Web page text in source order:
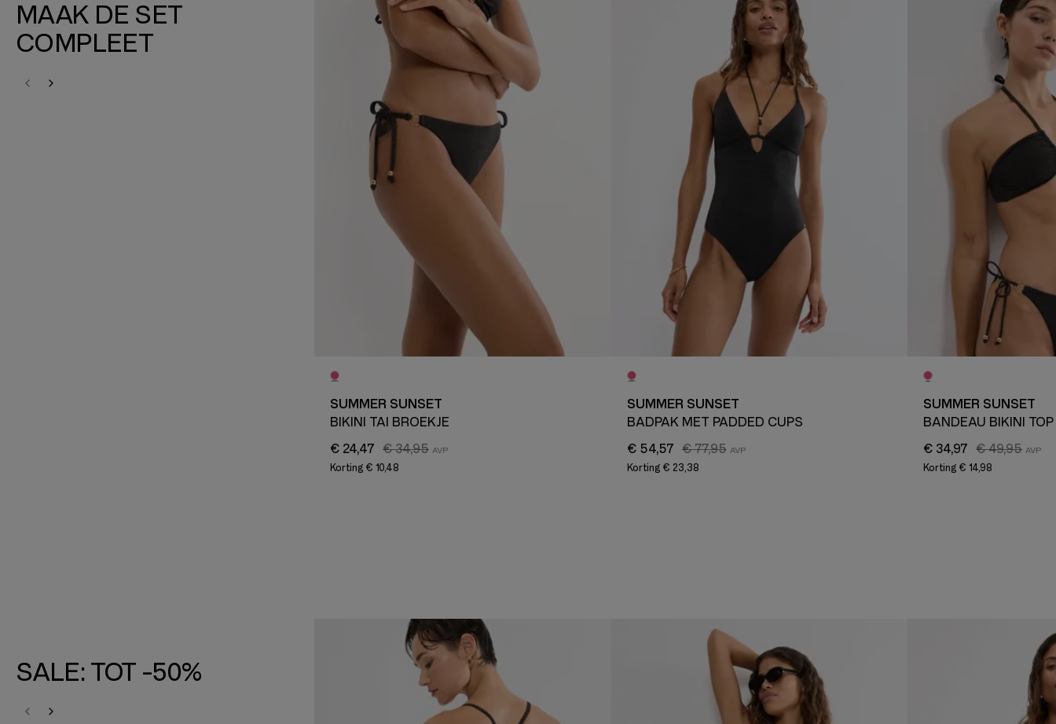
MAAK DE SET
COMPLEET
SUMMER SUNSET
BIKINI TAI BROEKJE
€ 24,47
€ 34,95
Korting € 10,48
SUMMER SUNSET
BADPAK MET PADDED CUPS
€ 54,57
€ 77,95
Korting € 23,38
SUMMER SUNSET
BANDEAU BIKINI TOP
€ 34,97
€ 49,95
Korting € 14,98
SALE: TOT -50%